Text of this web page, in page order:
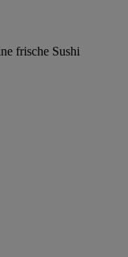
frische Sushi